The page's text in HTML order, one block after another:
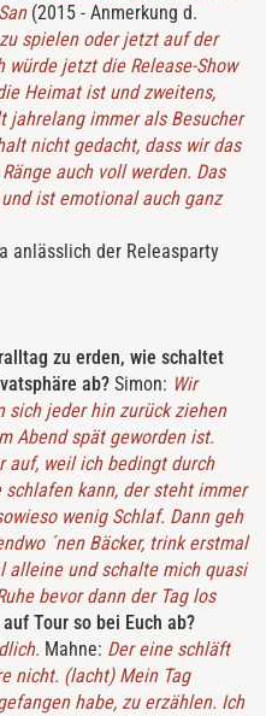
(2015 - Anmerkung d.
spielen oder jetzt auf der
würde jetzt die Release-Show
Heimat ist und zweitens,
jahrelang immer als Besucher
nicht gedacht, dass wir das
auch voll werden. Das
ist emotional auch ganz
anlässlich der Releasparty
zu erden, wie schaltet
ab? Simon: Wir
sich jeder hin zurück ziehen
Abend spät geworden ist.
auf, weil ich bedingt durch
kann, der steht immer
wenig Schlaf. Dann geh
´nen Bäcker, trink erstmal
alleine und schalte mich quasi
bevor dann der Tag los
Tour so bei Euch ab?
Mahne: Der eine schläft
nicht. (lacht) Mein Tag
habe, zu erzählen. Ich